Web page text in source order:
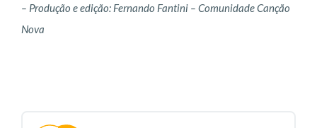
– Produção e edição: Fernando Fantini – Comunidade Canção
Nova